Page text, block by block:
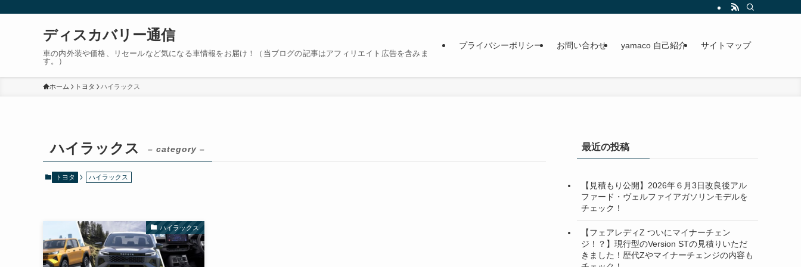
ディスカバリー通信
車の内外装や価格、リセールなど気になる車情報をお届け！（当ブログの記事はアフィリエイト広告を含みま
す。）
プライバシーポリシー お問い合わせ yamaco 自己紹介 サイトマップ
ホーム トヨタ ハイラックス
ハイラックス – category –
トヨタ ハイラックス
ハイラックス
最近の投稿
【見積もり公開】2026年６月3日改良後アル
ファード・ヴェルファイアガソリンモデルを
チェック！
【フェアレディZ ついにマイナーチェン
ジ！？】現行型のVersion STの見積りいただ
きました！歴代Zやマイナーチェンジの内容も